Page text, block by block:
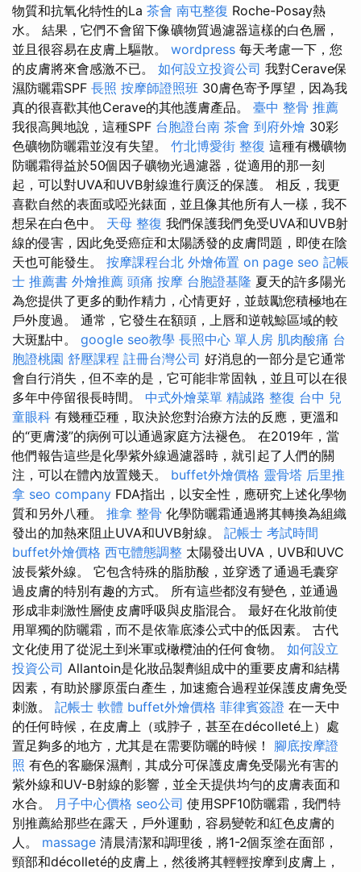
物質和抗氧化特性的La 茶會 南屯整復 Roche-Posay熱
水。 結果，它們不會留下像礦物質過濾器這樣的白色層，
並且很容易在皮膚上驅散。 wordpress 每天考慮一下，您
的皮膚將來會感激不已。 如何設立投資公司 我對Cerave保
濕防曬霜SPF 長照 按摩師證照班 30膚色寄予厚望，因為我
真的很喜歡其他Cerave的其他護膚產品。 臺中 整骨 推薦
我很高興地說，這種SPF 台胞證台南 茶會 到府外燴 30彩
色礦物防曬霜並沒有失望。 竹北博愛街 整復 這種有機礦物
防曬霜得益於50個因子礦物光過濾器，從適用的那一刻
起，可以對UVA和UVB射線進行廣泛的保護。 相反，我更
喜歡自然的表面或啞光錶面，並且像其他所有人一樣，我不
想呆在白色中。 天母 整復 我們保護我們免受UVA和UVB射
線的侵害，因此免受癌症和太陽誘發的皮膚問題，即使在陰
天也可能發生。 按摩課程台北 外燴佈置 on page seo 記帳
士 推薦書 外燴推薦 頭痛 按摩 台胞證基隆 夏天的許多陽光
為您提供了更多的動作精力，心情更好，並鼓勵您積極地在
戶外度過。 通常，它發生在額頭，上唇和逆戟鯨區域的較
大斑點中。 google seo教學 長照中心 單人房 肌肉酸痛 台
胞證桃園 舒壓課程 註冊台灣公司 好消息的一部分是它通常
會自行消失，但不幸的是，它可能非常固執，並且可以在很
多年中停留很長時間。 中式外燴菜單 精誠路 整復 台中 兒
童眼科 有幾種亞種，取決於您對治療方法的反應，更溫和
的“更膚淺”的病例可以通過家庭方法褪色。 在2019年，當
他們報告這些是化學紫外線過濾器時，就引起了人們的關
注，可以在體內放置幾天。 buffet外燴價格 靈骨塔 后里推
拿 seo company FDA指出，以安全性，應研究上述化學物
質和另外八種。 推拿 整骨 化學防曬霜通過將其轉換為組織
發出的加熱來阻止UVA和UVB射線。 記帳士 考試時間
buffet外燴價格 西屯體態調整 太陽發出UVA，UVB和UVC
波長紫外線。 它包含特殊的脂肪酸，並穿透了通過毛囊穿
過皮膚的特別有趣的方式。 所有這些都沒有變色，並通過
形成非刺激性層使皮膚呼吸與皮脂混合。 最好在化妝前使
用單獨的防曬霜，而不是依靠底漆公式中的低因素。 古代
文化使用了從泥土到米軍或橄欖油的任何食物。 如何設立
投資公司 Allantoin是化妝品製劑組成中的重要皮膚和結構
因素，有助於膠原蛋白產生，加速癒合過程並保護皮膚免受
刺激。 記帳士 軟體 buffet外燴價格 菲律賓簽證 在一天中
的任何時候，在皮膚上（或脖子，甚至在décolleté上）處
置足夠多的地方，尤其是在需要防曬的時候！ 腳底按摩證
照 有色的客廳保濕劑，其成分可保護皮膚免受陽光有害的
紫外線和UV-B射線的影響，並全天提供均勻的皮膚表面和
水合。 月子中心價格 seo公司 使用SPF10防曬霜，我們特
別推薦給那些在露天，戶外運動，容易變乾和紅色皮膚的
人。 massage 清晨清潔和調理後，將1-2個泵塗在面部，
頸部和décolleté的皮膚上，然後將其輕輕按摩到皮膚上，